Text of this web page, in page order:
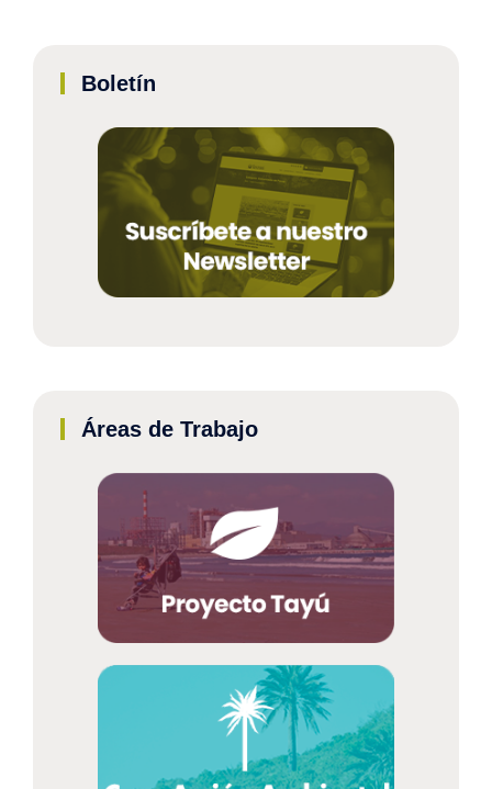
Boletín
Áreas de Trabajo